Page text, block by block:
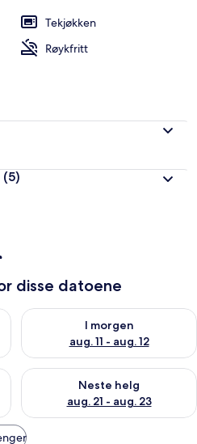
Tekjøkken
Røykfritt
(5)
disse datoene
aug. 10 - aug. 11
I morgen
aug. 11 - aug. 12
Sjekk tilgjengelighet for i
helgen, aug. 14 - aug. 16
Neste helg
aug. 21 - aug. 23
Sjekk tilgjengelighet for